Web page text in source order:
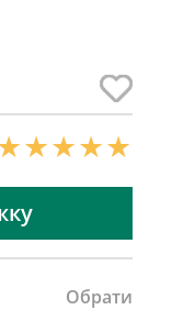
Обрати